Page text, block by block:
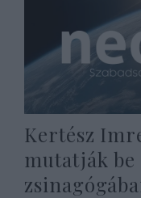
Kertész
mutatják be